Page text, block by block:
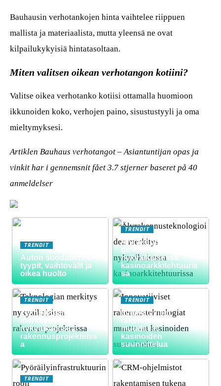
Bauhausin verhotankojen hinta vaihtelee riippuen
mallista ja materiaalista, mutta yleensä ne ovat
kilpailukykyisiä hintatasoltaan.
Miten valitsen oikean verhotangon kotiini?
Valitse oikea verhotanko kotiisi ottamalla huomioon
ikkunoiden koko, verhojen paino, sisustustyyli ja oma
mieltymyksesi.
Artiklen Bauhaus verhotangot – Asiantuntijan opas ja
vinkit har i gennemsnit fået 3.7 stjerner baseret på 40
anmeldelser
TRENDIT
Auton suodattimet:
tyypit, vaihtovälit ja
oikea huolto
TRENDIT
Älyrakennusteknolo
gioiden merkitys
nykyaikaisessa
kasinoarkkitehtuuris
sa
TRENDIT
Teknologian
merkitys
nykyaikaisissa
rakennusprojekteiss
a
TRENDIT
Innovatiiviset
rakennusteknologiat
muuttavat
kasinoiden
suunnittelua
TRENDIT